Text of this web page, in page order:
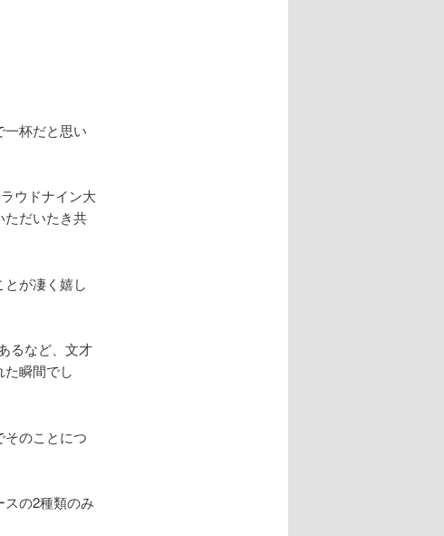
杯だと思い
ウドナイン大
ただいたき共
が凄く嬉し
るなど、文才
瞬間でし
のことにつ
の2種類のみ